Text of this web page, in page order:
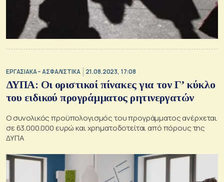
ΕΡΓΑΣΙΑΚΑ – ΑΣΦΑΛΙΣΤΙΚΑ 21.08.2023, 17:08
ΔΥΠΑ: Οι οριστικοί πίνακες για τον Γ’ κύκλο
του ειδικού προγράμματος ρητινεργατών
Ο συνολικός προϋπολογισμός του προγράμματος ανέρχεται
σε 63.000.000 ευρώ και χρηματοδοτείται από πόρους της
ΔΥΠΑ